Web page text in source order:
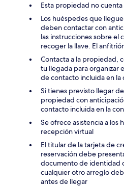
Esta propiedad no
Los huéspedes que
deben contactar con
las instrucciones sobre el
recoger la llave. El
Contacta a la propiedad,
tu llegada para organizar
de contacto incluida en la
Si tienes previsto llegar
propiedad con
contacto incluida en la
Se ofrece asistencia a los
recepción virtual
El titular de la tarjeta de
reservación debe
documento de identidad
cualquier otro arreglo
antes de llegar